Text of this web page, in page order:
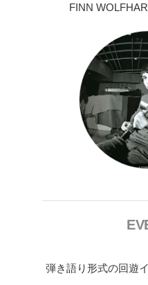
FINN
弾き語り形式の回遊